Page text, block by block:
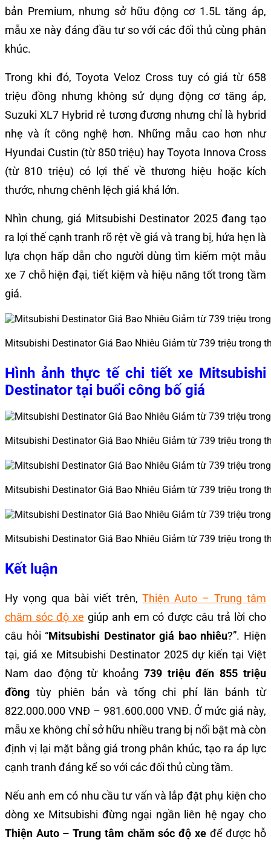
bản Premium, nhưng sở hữu động cơ 1.5L tăng áp,
mẫu xe này đáng đầu tư so với các đối thủ cùng phân
khúc.
Trong khi đó, Toyota Veloz Cross tuy có giá từ 658
triệu đồng nhưng không sử dụng động cơ tăng áp,
Suzuki XL7 Hybrid rẻ tương đương nhưng chỉ là hybrid
nhẹ và ít công nghệ hơn. Những mẫu cao hơn như
Hyundai Custin (từ 850 triệu) hay Toyota Innova Cross
(từ 810 triệu) có lợi thế về thương hiệu hoặc kích
thước, nhưng chênh lệch giá khá lớn.
Nhìn chung, giá Mitsubishi Destinator 2025 đang tạo
ra lợi thế cạnh tranh rõ rệt về giá và trang bị, hứa hẹn là
lựa chọn hấp dẫn cho người dùng tìm kiếm một mẫu
xe 7 chỗ hiện đại, tiết kiệm và hiệu năng tốt trong tầm
giá.
Mitsubishi Destinator Giá Bao Nhiêu Giảm từ 739 triệu trong
Hình ảnh thực tế chi tiết xe Mitsubishi
Destinator tại buổi công bố giá
Mitsubishi Destinator Giá Bao Nhiêu Giảm từ 739 triệu trong
Mitsubishi Destinator Giá Bao Nhiêu Giảm từ 739 triệu trong
Mitsubishi Destinator Giá Bao Nhiêu Giảm từ 739 triệu trong
Kết luận
Hy vọng qua bài viết trên,Thiện Auto – Trung tâm
chăm sóc độ xe giúp anh em có được câu trả lời cho
câu hỏi “Mitsubishi Destinator giá bao nhiêu?”. Hiện
tại, giá xe Mitsubishi Destinator 2025 dự kiến tại Việt
Nam dao động từ khoảng 739 triệu đến 855 triệu
đồng tùy phiên bản và tổng chi phí lăn bánh từ
822.000.000 VNĐ – 981.600.000 VNĐ. Ở mức giá này,
mẫu xe không chỉ sở hữu nhiều trang bị nổi bật mà còn
định vị lại mặt bằng giá trong phân khúc, tạo ra áp lực
cạnh tranh đáng kể so với các đối thủ cùng tầm.
Nếu anh em có nhu cầu tư vấn và lắp đặt phụ kiện cho
dòng xe Mitsubishi đừng ngại ngần liên hệ ngay cho
Thiện Auto – Trung tâm chăm sóc độ xeđể được hỗ